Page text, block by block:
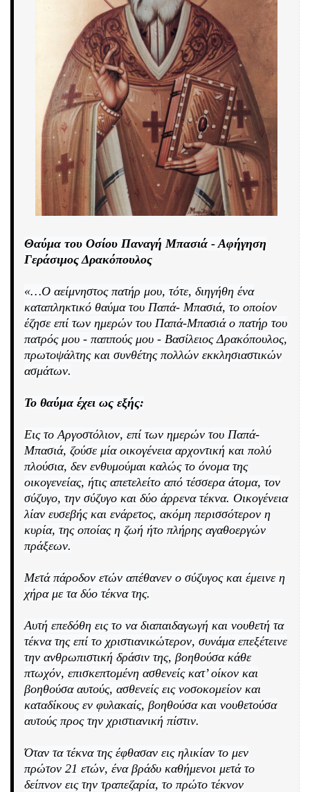
Θαύμα του Οσίου Παναγή Μπασιά - Αφήγηση
Γεράσιμος Δρακόπουλος
«…Ο αείμνηστος πατήρ μου, τότε, διηγήθη ένα
καταπληκτικό θαύμα του Παπά- Μπασιά, το οποίον
έζησε επί των ημερών του Παπά-Μπασιά ο πατήρ του
πατρός μου - παππούς μου - Βασίλειος Δρακόπουλος,
πρωτοψάλτης και συνθέτης πολλών εκκλησιαστικών
ασμάτων.
Το θαύμα έχει ως εξής:
Εις το Αργοστόλιον, επί των ημερών του Παπά-
Μπασιά, ζούσε μία οικογένεια αρχοντική και πολύ
πλούσια, δεν ενθυμούμαι καλώς το όνομα της
οικογενείας, ήτις απετελείτο από τέσσερα άτομα, τον
σύζυγο, την σύζυγο και δύο άρρενα τέκνα. Οικογένεια
λίαν ευσεβής και ενάρετος, ακόμη περισσότερον η
κυρία, της οποίας η ζωή ήτο πλήρης αγαθοεργών
πράξεων.
Μετά πάροδον ετών απέθανεν ο σύζυγος και έμεινε η
χήρα με τα δύο τέκνα της.
Αυτή επεδόθη εις το να διαπαιδαγωγή και νουθετή τα
τέκνα της επί το χριστιανικώτερον, συνάμα επεξέτεινε
την ανθρωπιστική δράσιν της, βοηθούσα κάθε
πτωχόν, επισκεπτομένη ασθενείς κατ’ οίκον και
βοηθούσα αυτούς, ασθενείς εις νοσοκομείον και
καταδίκους εν φυλακαίς, βοηθούσα και νουθετούσα
αυτούς προς την χριστιανική πίστιν.
Όταν τα τέκνα της έφθασαν εις ηλικίαν το μεν
πρώτον 21 ετών, ένα βράδυ καθήμενοι μετά το
δείπνον εις την τραπεζαρία, το πρώτο τέκνον